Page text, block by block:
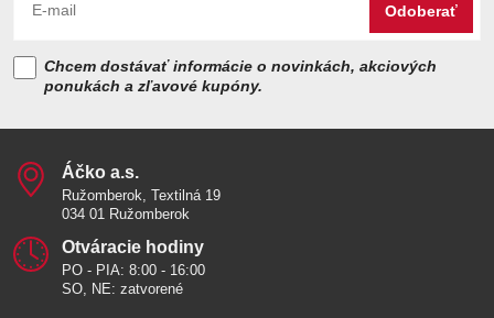
Odoberať
Chcem dostávať informácie o novinkách, akciových
ponukách a zľavové kupóny.
Áčko a​.s​.
Ružomberok, Textilná 19
034 01 Ružomberok
Otváracie hodiny
PO - PIA: 8:00 - 16:00
SO, NE: zatvorené